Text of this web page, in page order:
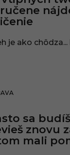
je ako
sa
znovu
mali